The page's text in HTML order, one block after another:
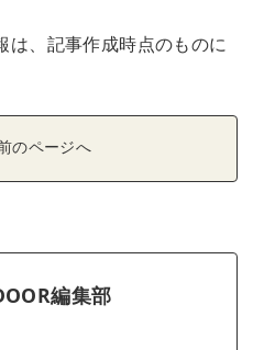
、記事作成時点のものに
のページへ
編集部